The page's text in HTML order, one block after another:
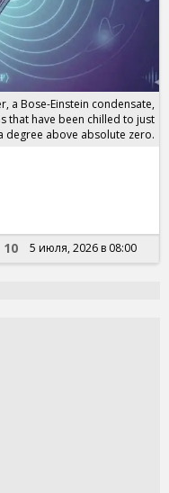
a Bose-Einstein condensate,
that have been chilled to just
degree above absolute zero.
10 5 июля, 2026 в 08:00